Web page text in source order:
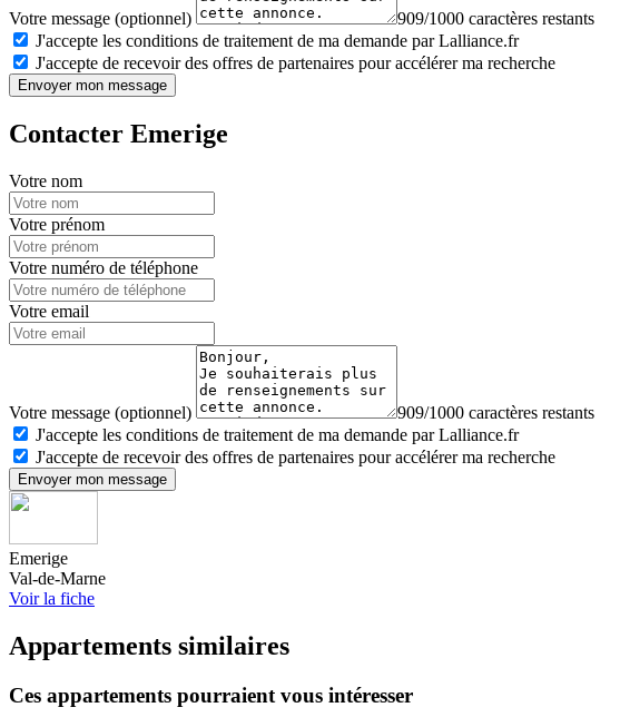
Votre message (optionnel)
909/1000 caractères restants
J'accepte les conditions de traitement de ma demande par Lalliance.fr
J'accepte de recevoir des offres de partenaires pour accélérer ma recherche
Envoyer mon message
Contacter Emerige
Votre nom
Votre prénom
Votre numéro de téléphone
Votre email
Votre message (optionnel)
909/1000 caractères restants
J'accepte les conditions de traitement de ma demande par Lalliance.fr
J'accepte de recevoir des offres de partenaires pour accélérer ma recherche
Envoyer mon message
Emerige
Val-de-Marne
Voir la fiche
Appartements similaires
Ces appartements pourraient vous intéresser